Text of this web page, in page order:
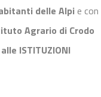
delle Alpi e con
Agrario di Crodo
ISTITUZIONI